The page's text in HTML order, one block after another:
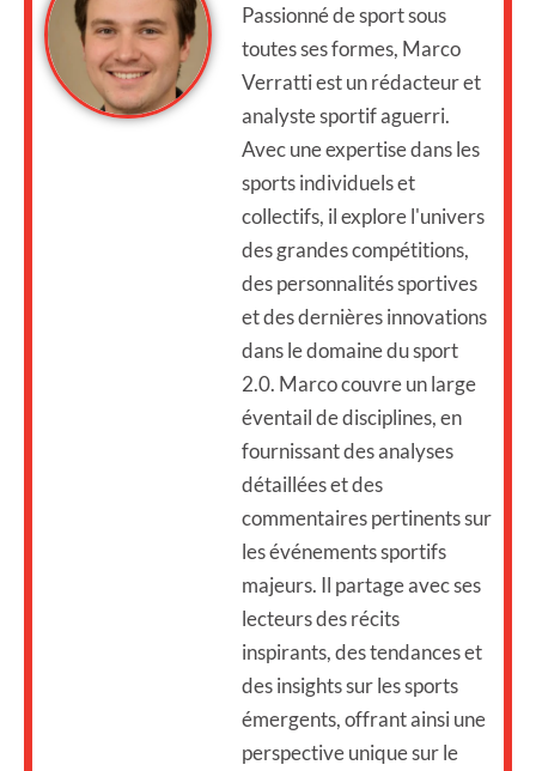
Passionné de sport sous
toutes ses formes, Marco
Verratti est un rédacteur et
analyste sportif aguerri.
Avec une expertise dans les
sports individuels et
collectifs, il explore l'univers
des grandes compétitions,
des personnalités sportives
et des dernières innovations
dans le domaine du sport
2.0. Marco couvre un large
éventail de disciplines, en
fournissant des analyses
détaillées et des
commentaires pertinents sur
les événements sportifs
majeurs. Il partage avec ses
lecteurs des récits
inspirants, des tendances et
des insights sur les sports
émergents, offrant ainsi une
perspective unique sur le